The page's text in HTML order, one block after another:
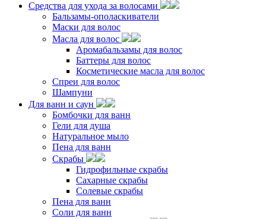
Средства для ухода за волосами
Бальзамы-ополаскиватели
Маски для волос
Масла для волос
Аромабальзамы для волос
Баттеры для волос
Косметические масла для волос
Спреи для волос
Шампуни
Для ванн и саун
Бомбочки для ванн
Гели для душа
Натуральное мыло
Пена для ванн
Скрабы
Гидрофильные скрабы
Сахарные скрабы
Солевые скрабы
Пена для ванн
Соли для ванн